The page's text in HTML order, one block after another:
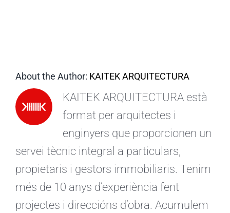
About the Author: KAITEK ARQUITECTURA
KAITEK ARQUITECTURA està
format per arquitectes i
enginyers que proporcionen un
servei tècnic integral a particulars,
propietaris i gestors immobiliaris. Tenim
més de 10 anys d’experiència fent
projectes i direccións d’obra. Acumulem